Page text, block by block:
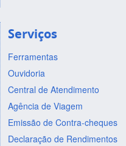
Serviços
Ferramentas
Ouvidoria
Central de Atendimento
Agência de Viagem
Emissão de Contra-cheques
Declaração de Rendimentos